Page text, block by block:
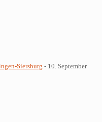
Siersburg - 10. September